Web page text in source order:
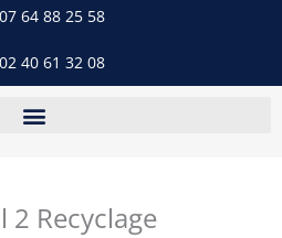
07 64 88 25 58
02 40 61 32 08
2 Recyclage